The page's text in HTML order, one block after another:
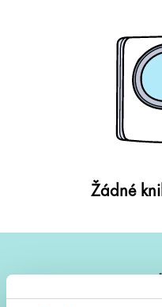
Žádné